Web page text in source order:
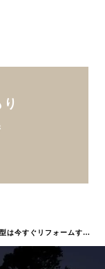
リフォームすべき？対面型とも比較